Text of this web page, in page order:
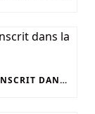
UN CHARGES ET PRODUITS 2027 QUI S’INSCRIT DANS LA CONTINUITÉ